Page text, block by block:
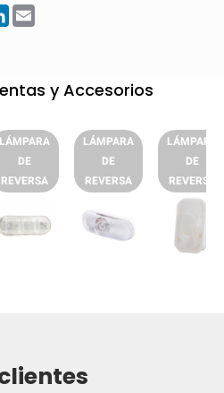
LinkedIn
y Accesorios
LÁMPARA
DE
REVERSA
LÁMPARA
DE
REVERSA
LÁMPARA
DE
REVERSA